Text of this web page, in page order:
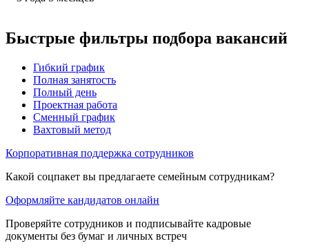
Быстрые фильтры подбора вакансий
Гибкий график
Полная занятость
Полный день
Проектная работа
Сменный график
Вахтовый метод
Корпоративная поддержка сотрудников
Какой соцпакет вы предлагаете семейным сотрудникам?
Оформляйте кандидатов онлайн
Проверяйте сотрудников и подписывайте кадровые
документы без бумаг и личных встреч